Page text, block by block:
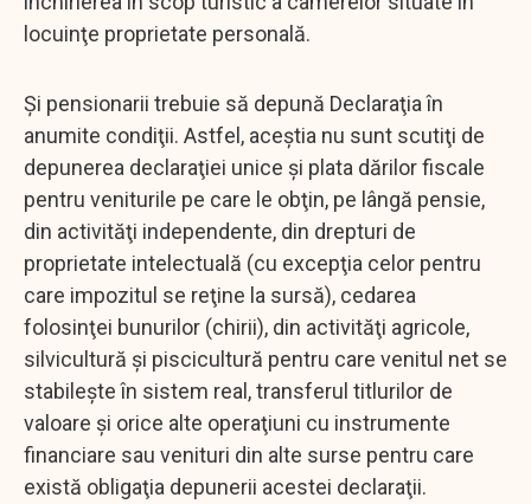
locuinţe proprietate personală.
Şi pensionarii trebuie să depună Declaraţia în
anumite condiţii. Astfel, aceştia nu sunt scutiţi de
depunerea declaraţiei unice şi plata dărilor fiscale
pentru veniturile pe care le obţin, pe lângă pensie,
din activităţi independente, din drepturi de
proprietate intelectuală (cu excepţia celor pentru
care impozitul se reţine la sursă), cedarea
folosinţei bunurilor (chirii), din activităţi agricole,
silvicultură şi piscicultură pentru care venitul net se
stabileşte în sistem real, transferul titlurilor de
valoare şi orice alte operaţiuni cu instrumente
financiare sau venituri din alte surse pentru care
există obligaţia depunerii acestei declaraţii.